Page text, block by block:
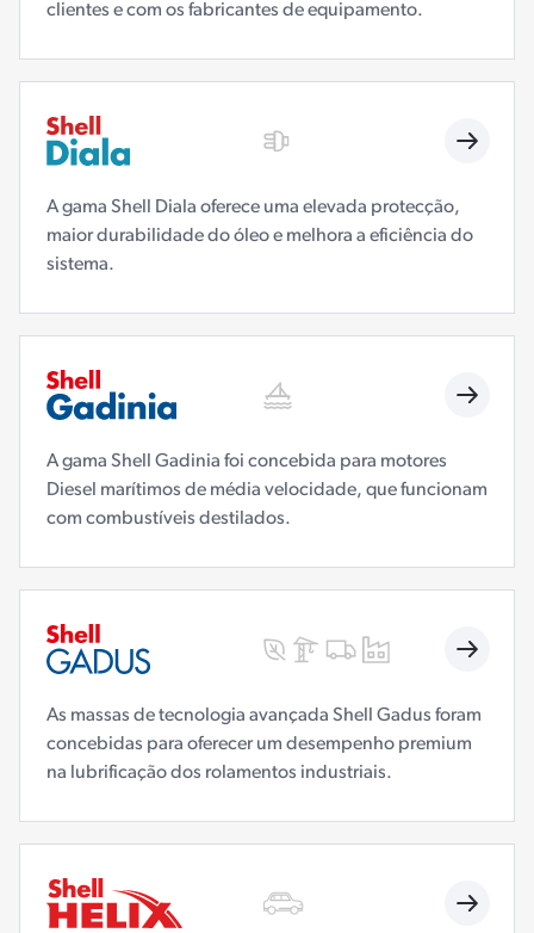
clientes e com os fabricantes de equipamento.
A gama Shell Diala oferece uma elevada protecção,
maior durabilidade do óleo e melhora a eficiência do
sistema.
A gama Shell Gadinia foi concebida para motores
Diesel marítimos de média velocidade, que funcionam
com combustíveis destilados.
As massas de tecnologia avançada Shell Gadus foram
concebidas para oferecer um desempenho premium
na lubrificação dos rolamentos industriais.